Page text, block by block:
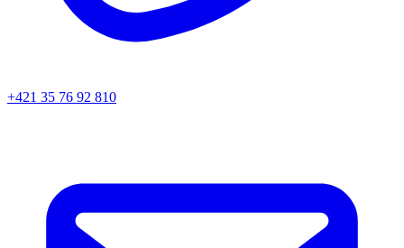
+421 35 76 92 810